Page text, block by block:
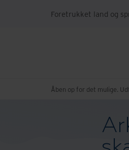
Foretrukket land og
Åben op for det mulige.